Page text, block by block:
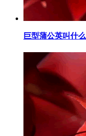
​巨型蒲公英叫什么